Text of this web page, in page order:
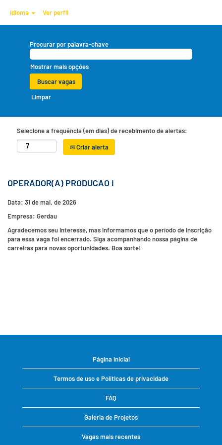
Idioma Ver perfil
Procurar por palavra-chave
Mostrar mais opções
Limpar
Selecione a frequência (em dias) de recebimento de alertas:
Criar alerta
OPERADOR(A) PRODUCAO I
Data: 31 de mai. de 2026
Empresa: Gerdau
Agradecemos seu interesse, mas informamos que o período de inscrição
para essa vaga foi encerrado. Siga acompanhando nossa página de
carreiras para novas oportunidades. Boa sorte!
Página inicial
Termos de uso e Políticas de privacidade
FAQ
Galeria de Projetos
Vagas mais recentes